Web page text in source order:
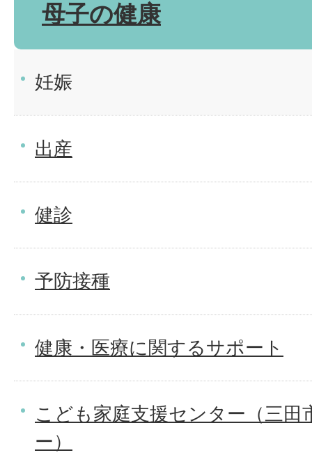
母子の健康
妊娠
出産
健診
予防接種
健康・医療に関するサポート
こども家庭支援センター（三田
ー）